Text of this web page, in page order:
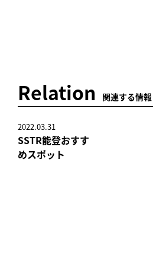
Relation 関連する情報
2022.03.31
SSTR能登おすす
めスポット